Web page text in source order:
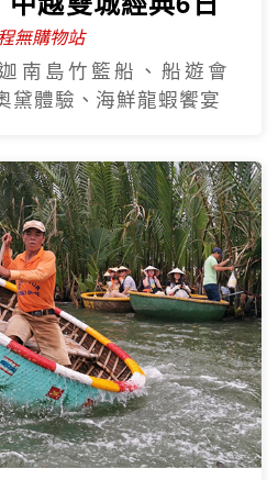
無購物站
南島竹籃船、船遊會
黛體驗、海鮮龍蝦饗宴